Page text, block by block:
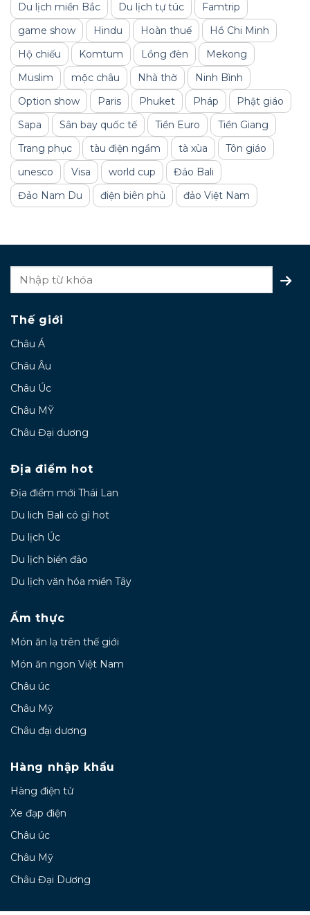
Du lịch miền Bắc
Du lịch tự túc
Famtrip
game show
Hindu Hoàn thuế
Hồ Chi Minh
Hộ chiếu
Komtum Lồng đèn
Mekong
Muslim
mộc châu Nhà thờ
Ninh Bình
Option show
Paris Phuket Pháp
Phật giáo
Sapa
Sân bay quốc tế Tiền Euro
Tiền Giang
Trang phục
tàu điện ngầm tà xùa
Tôn giáo
unesco
Visa world cup
Đảo Bali
Đảo Nam Du
điện biên phủ đảo Việt Nam
Thế giới
Châu Á
Châu Âu
Châu Úc
Châu MỸ
Châu Đại dương
Địa điểm hot
Địa điểm mới Thái Lan
Du lich Bali có gì hot
Du lịch Úc
Du lịch biển đảo
Du lịch văn hóa miền Tây
Ẩm thực
Món ăn lạ trên thế giới
Món ăn ngon Việt Nam
Châu úc
Châu Mỹ
Châu đại dương
Hàng nhập khẩu
Hàng điện tử
Xe đạp điện
Châu úc
Châu Mỹ
Châu Đại Dương